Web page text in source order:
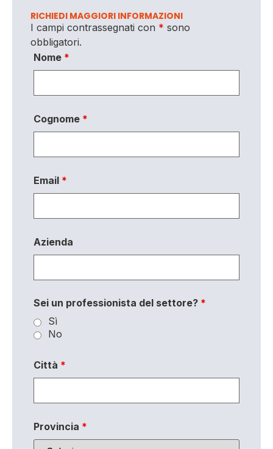
RICHIEDI MAGGIORI INFORMAZIONI
I campi contrassegnati con * sono
obbligatori.
Nome *
Cognome *
Email *
Azienda
Sei un professionista del settore? *
Sì
No
Città *
Provincia *